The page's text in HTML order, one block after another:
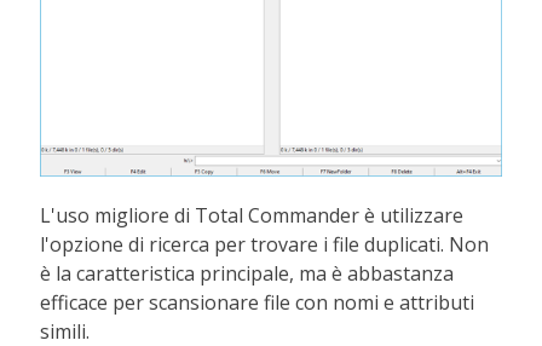
L'uso migliore di Total Commander è utilizzare
l'opzione di ricerca per trovare i file duplicati. Non
è la caratteristica principale, ma è abbastanza
efficace per scansionare file con nomi e attributi
simili.